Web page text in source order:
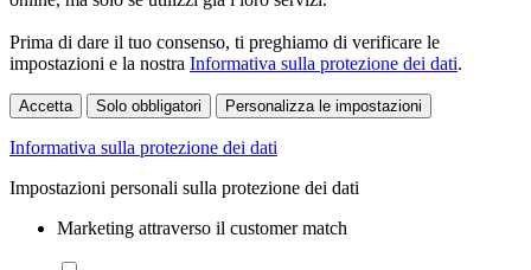
Prima di dare il tuo consenso, ti preghiamo di verificare le
impostazioni e la nostra Informativa sulla protezione dei dati.
Accetta Solo obbligatori Personalizza le impostazioni
Informativa sulla protezione dei dati
Impostazioni personali sulla protezione dei dati
Marketing attraverso il customer match